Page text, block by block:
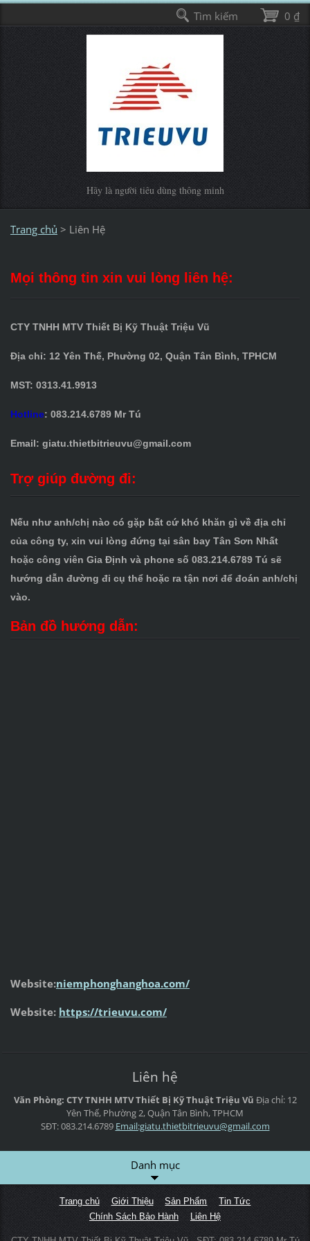
Hãy là người tiêu dùng thông minh
Trang chủ > Liên Hệ
Mọi thông tin xin vui lòng liên hệ:
CTY TNHH MTV Thiết Bị Kỹ Thuật Triệu Vũ
Địa chỉ: 12 Yên Thế, Phường 02, Quận Tân Bình, TPHCM
MST: 0313.41.9913
Hotline: 083.214.6789 Mr Tú
Email: giatu.thietbitrieuvu@gmail.com
Trợ giúp đường đi:
Nếu như anh/chị nào có gặp bất cứ khó khăn gì về địa chỉ
của công ty, xin vui lòng đứng tại sân bay Tân Sơn Nhất
hoặc công viên Gia Định và phone số 083.214.6789Tú sẽ
hướng dẫn đường đi cụ thể hoặc ra tận nơi để đoán anh/chị
vào.
Bản đồ hướng dẫn:
Website:niemphonghanghoa.com/
Website: https://trieuvu.com/
Liên hệ
Văn Phòng: CTY TNHH MTV Thiết Bị Kỹ Thuật Triệu Vũ Địa chỉ: 12
Yên Thế, Phường 2, Quận Tân Bình, TPHCM
SĐT: 083.214.6789 Email:giatu.thietbitrieuvu@gmail.com
Danh mục
Trang chủ Giới Thiệu Sản Phẩm
Tin Tức
Chính Sách Bảo Hành
Liên Hệ
0 ₫
Tìm kiếm